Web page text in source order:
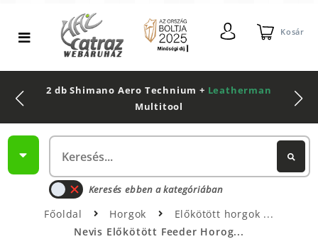
Kosár
2 db Shimano Aero Technium + Leatherman
Multitool
Keresés ebben a kategóriában
Főoldal Horgok
Előkötött horgok
Nevis Előkötött Feeder Horog...